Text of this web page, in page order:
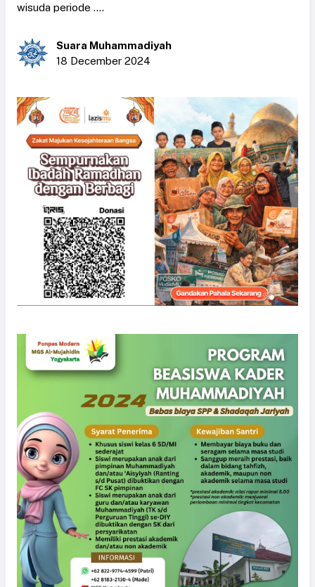
wisuda periode ....
Suara Muhammadiyah
18 December 2024